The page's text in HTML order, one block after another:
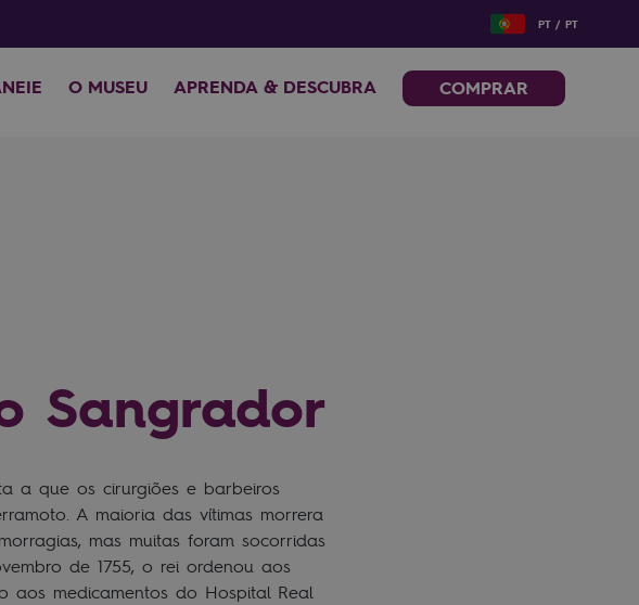
PT / PT
O MUSEU APRENDA & DESCUBRA COMPRAR
Sangrador
a que os cirurgiões e barbeiros
A maioria das vítimas morrera
mas muitas foram socorridas
de 1755, o rei ordenou aos
aos medicamentos do Hospital Real